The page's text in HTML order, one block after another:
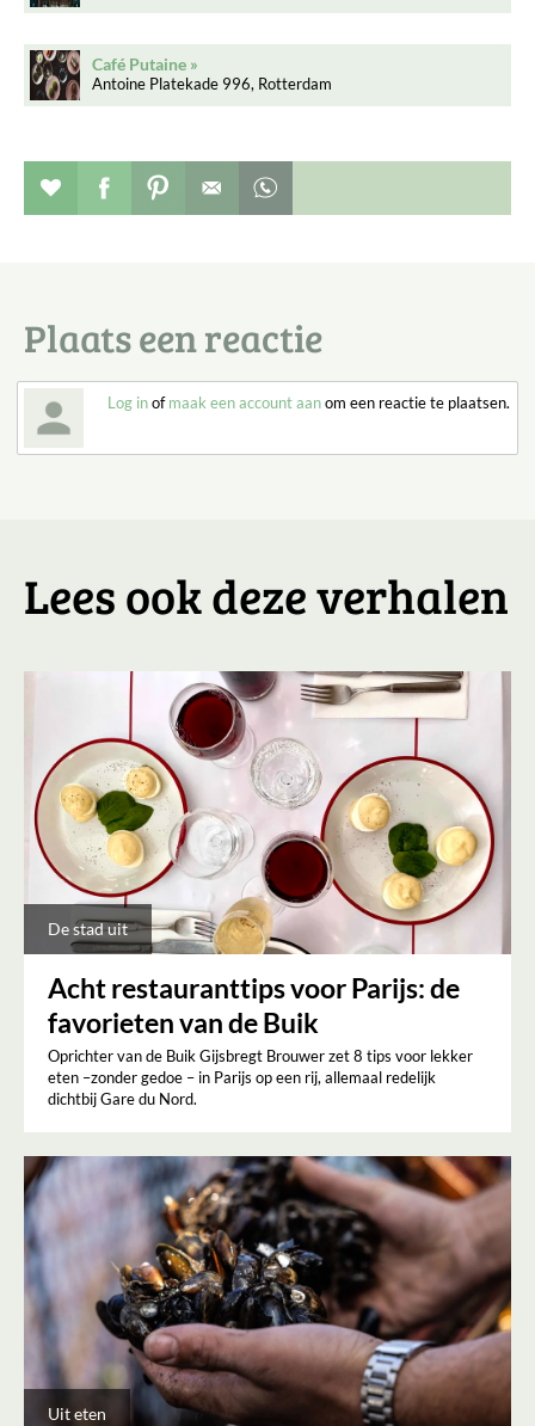
Café Putaine
Antoine Platekade 996, Rotterdam
Verhaal toevoegen aan favorieten
Deel dit op facebook
Deel dit op pinterest
Plaats een reactie
Log inofmaak een account aanom een reactie te plaatsen.
Lees ook deze verhalen
De stad uit
Acht restauranttips voor Parijs: de
favorieten van de Buik
Oprichter van de Buik Gijsbregt Brouwer zet 8 tips voor lekker
eten –zonder gedoe – in Parijs op een rij, allemaal redelijk
dichtbij Gare du Nord.
Uit eten